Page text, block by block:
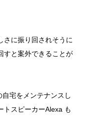
さに振り回されそうに
すと案外できることが
宅をメンテナンスし
トスピーカーAlexa も